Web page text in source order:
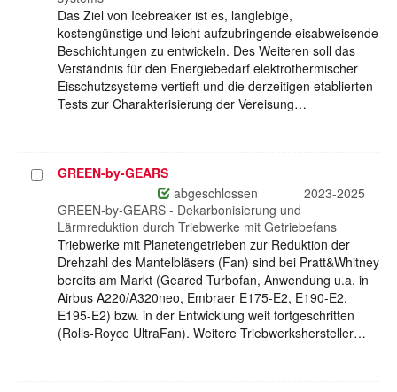
Das Ziel von Icebreaker ist es, langlebige,
kostengünstige und leicht aufzubringende eisabweisende
Beschichtungen zu entwickeln. Des Weiteren soll das
Verständnis für den Energiebedarf elektrothermischer
Eisschutzsysteme vertieft und die derzeitigen etablierten
Tests zur Charakterisierung der Vereisung…
ProjektGREEN-by-GEARS
abgeschlossen
2023-2025
GREEN-by-GEARS - Dekarbonisierung und
Lärmreduktion durch Triebwerke mit Getriebefans
Triebwerke mit Planetengetrieben zur Reduktion der
Drehzahl des Mantelbläsers (Fan) sind bei Pratt&Whitney
bereits am Markt (Geared Turbofan, Anwendung u.a. in
Airbus A220/A320neo, Embraer E175-E2, E190-E2,
E195-E2) bzw. in der Entwicklung weit fortgeschritten
(Rolls-Royce UltraFan). Weitere Triebwerkshersteller…